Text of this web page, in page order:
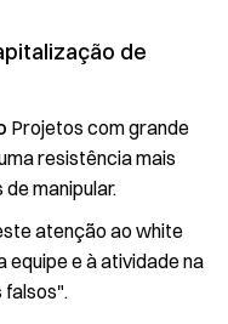
de
Projetos com grande
resistência mais
manipular.
atenção ao white
equipe e à atividade na
falsos".